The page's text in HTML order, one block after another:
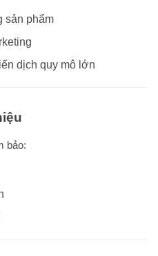
sản phẩm
dịch quy mô lớn
bảo: